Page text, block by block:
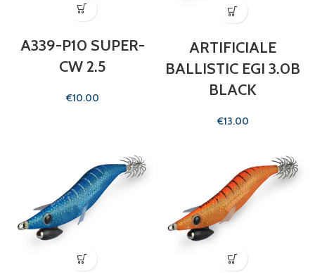
A339-P10 SUPER-
CW 2.5
€
ARTIFICIALE
BALLISTIC EGI 3.0B
BLACK
€